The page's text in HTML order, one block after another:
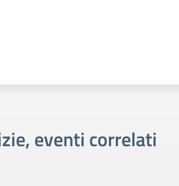
eventi correlati